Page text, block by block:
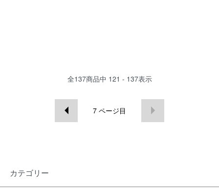
全137商品中 121 - 137表示
7 ページ目
カテゴリー